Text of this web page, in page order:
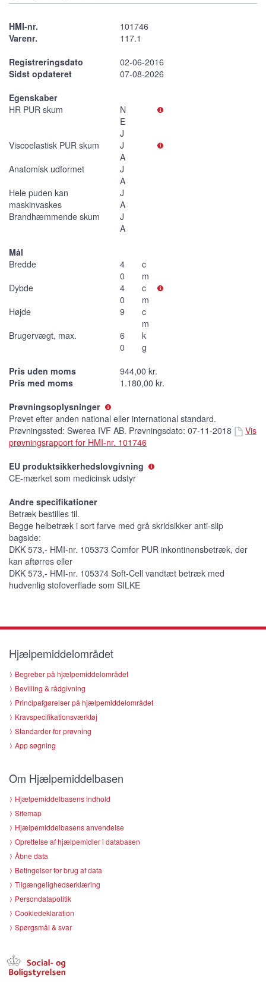
HMI-nr.
101746
Varenr.
117.1
Registreringsdato
02-06-2016
Sidst opdateret
07-08-2026
Egenskaber
HR PUR skum
N
E
J
Viscoelastisk PUR skum
J
A
Anatomisk udformet
J
A
Hele puden kan
maskinvaskes
J
A
Brandhæmmende skum
J
A
Mål
Bredde
4
0
c
m
Dybde
4
0
c
m
Højde
9
c
m
Brugervægt, max.
6
0
k
g
Pris uden moms
944,00 kr.
Pris med moms
1.180,00 kr.
Prøvningsoplysninger
Prøvet efter anden national eller international standard.
Prøvningssted: Swerea IVF AB. Prøvningsdato: 07-11-2018
Vis
prøvningsrapport for HMI-nr. 101746
EU produktsikkerhedslovgivning
CE-mærket som medicinsk udstyr
Andre specifikationer
Betræk bestilles til.
Begge helbetræk i sort farve med grå skridsikker anti-slip
bagside:
DKK 573,- HMI-nr. 105373 Comfor PUR inkontinensbetræk, der
kan aftørres eller
DKK 573,- HMI-nr. 105374 Soft-Cell vandtæt betræk med
hudvenlig stofoverflade som SILKE
Hjælpemiddelområdet
Begreber på hjælpemiddelområdet
Bevilling & rådgivning
Principafgørelser på hjælpemiddelområdet
Kravspecifikationsværktøj
Standarder for prøvning
App søgning
Om Hjælpemiddelbasen
Hjælpemiddelbasens indhold
Sitemap
Hjælpemiddelbasens anvendelse
Oprettelse af hjælpemidler i databasen
Åbne data
Betingelser for brug af data
Tilgængelighedserklæring
Persondatapolitik
Cookiedeklaration
Spørgsmål & svar